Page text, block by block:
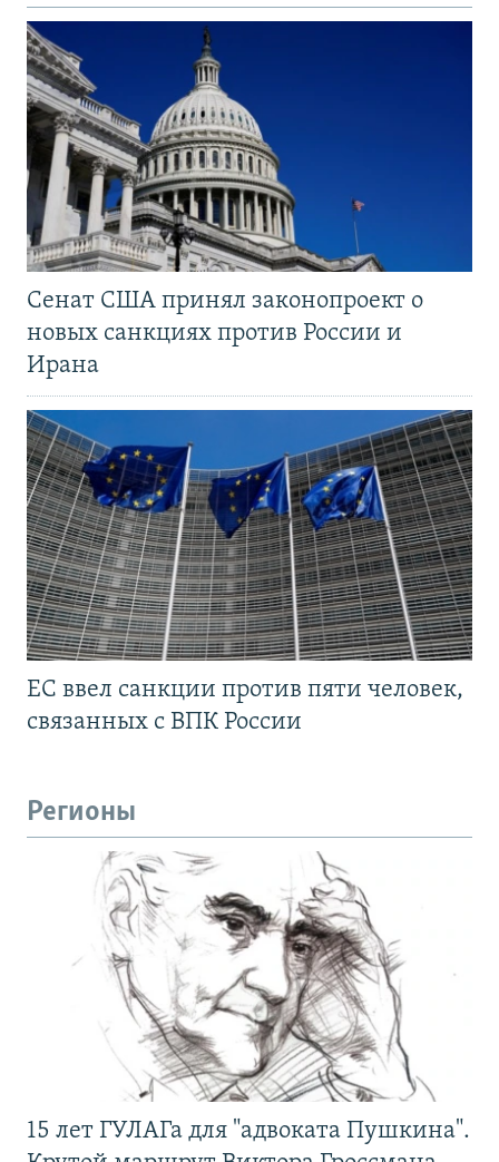
Сенат США принял законопроект о
новых санкциях против России и
Ирана
ЕС ввел санкции против пяти человек,
связанных с ВПК России
Регионы
15 лет ГУЛАГа для "адвоката Пушкина".